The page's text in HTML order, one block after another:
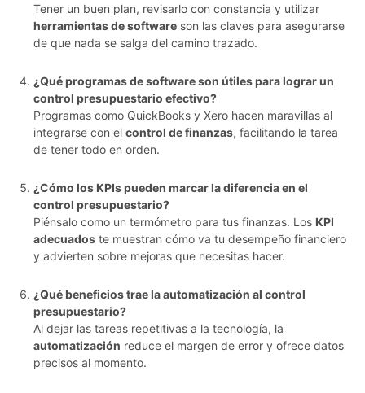
Tener un buen plan, revisarlo con constancia y utilizar
herramientas de software son las claves para asegurarse
de que nada se salga del camino trazado.
¿Qué programas de software son útiles para lograr un
control presupuestario efectivo?
Programas como QuickBooks y Xero hacen maravillas al
integrarse con el control de finanzas, facilitando la tarea
de tener todo en orden.
¿Cómo los KPIs pueden marcar la diferencia en el
control presupuestario?
Piénsalo como un termómetro para tus finanzas. Los KPI
adecuados te muestran cómo va tu desempeño financiero
y advierten sobre mejoras que necesitas hacer.
¿Qué beneficios trae la automatización al control
presupuestario?
Al dejar las tareas repetitivas a la tecnología, la
automatización reduce el margen de error y ofrece datos
precisos al momento.